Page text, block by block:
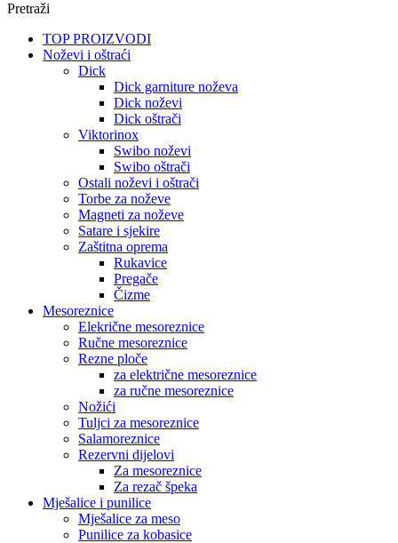
Pretraži
TOP PROIZVODI
Noževi i oštraći
Dick
Dick garniture noževa
Dick noževi
Dick oštrači
Viktorinox
Swibo noževi
Swibo oštrači
Ostali noževi i oštrači
Torbe za noževe
Magneti za noževe
Satare i sjekire
Zaštitna oprema
Rukavice
Pregače
Čizme
Mesoreznice
Elekrične mesoreznice
Ručne mesoreznice
Rezne ploče
za električne mesoreznice
za ručne mesoreznice
Nožići
Tuljci za mesoreznice
Salamoreznice
Rezervni dijelovi
Za mesoreznice
Za rezač špeka
Mješalice i punilice
Mješalice za meso
Punilice za kobasice